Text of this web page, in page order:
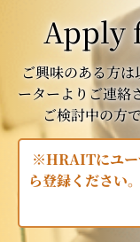
Apply
ご興味のある方
ーターよりご連絡
ご検討中の方
※HRAITにユー
ら登録ください